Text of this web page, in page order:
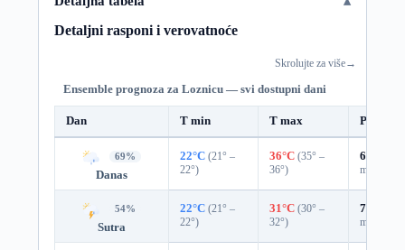
Detaljni rasponi i verovatnoće
Skrolujte za više→
Ensemble prognoza za Loznicu — svi dostupni dani
Dan T min T max
69%
Danas
22°C (21° –
22°)
36°C (35° –
36°)
68%
mm)
54%
Sutra
22°C (21° –
22°)
31°C (30° –
32°)
73%
mm)